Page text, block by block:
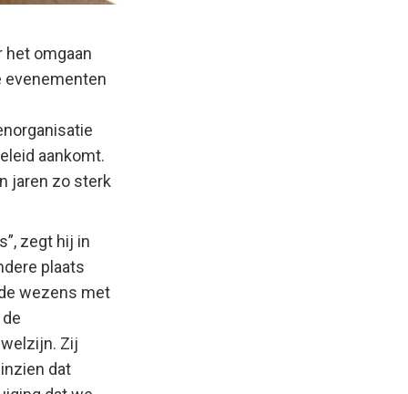
het omgaan
evenementen
aankomt.
jaren zo sterk
zegt hij in
plaats
wezens met
Zij
dat